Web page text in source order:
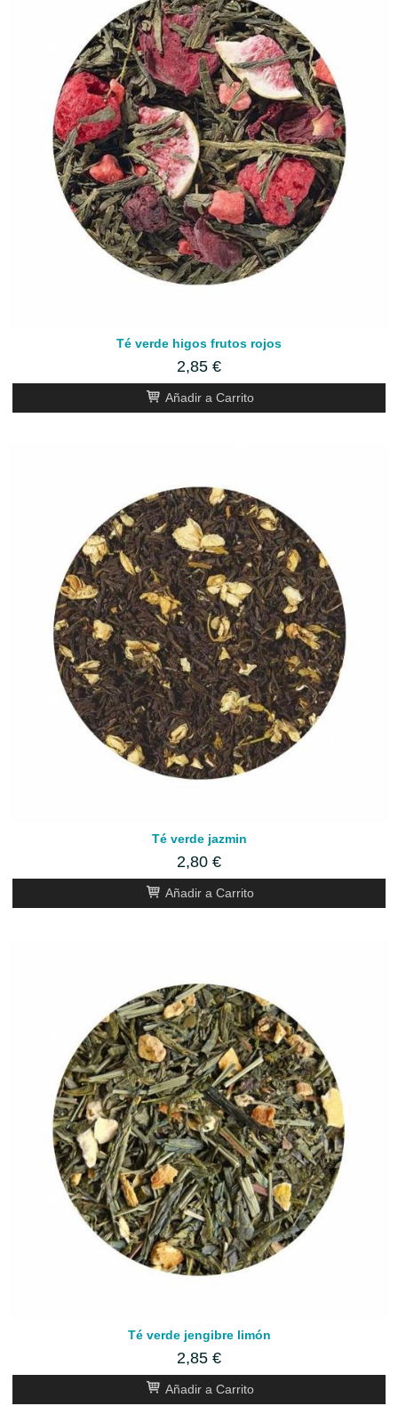
Té verde higos frutos rojos
2,85 €
Añadir a Carrito
Té verde jazmin
2,80 €
Añadir a Carrito
Té verde jengibre limón
2,85 €
Añadir a Carrito